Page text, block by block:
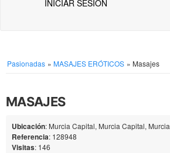
INICIAR SESIÓN
Pasionadas » MASAJES ERÓTICOS » Masajes
MASAJES
Ubicación: Murcia Capital, Murcia Capital, Murcia
Referencia: 128948
Visitas: 146